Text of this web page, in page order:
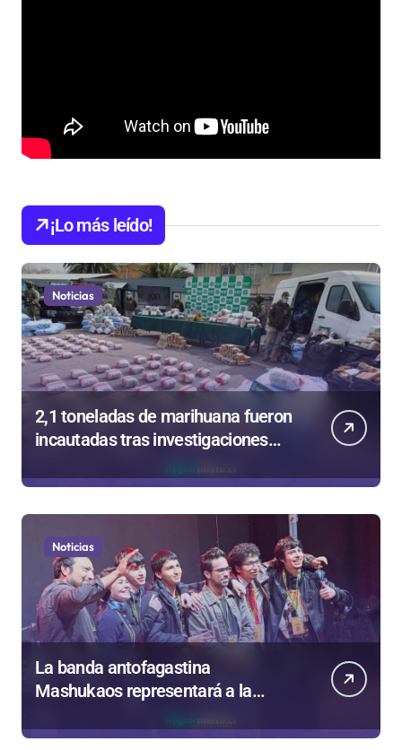
¡Lo más leído!
Noticias
2,1 toneladas de marihuana fueron
incautadas tras investigaciones
Noticias
La banda antofagastina
Mashukaos representará a la
de Valparaíso